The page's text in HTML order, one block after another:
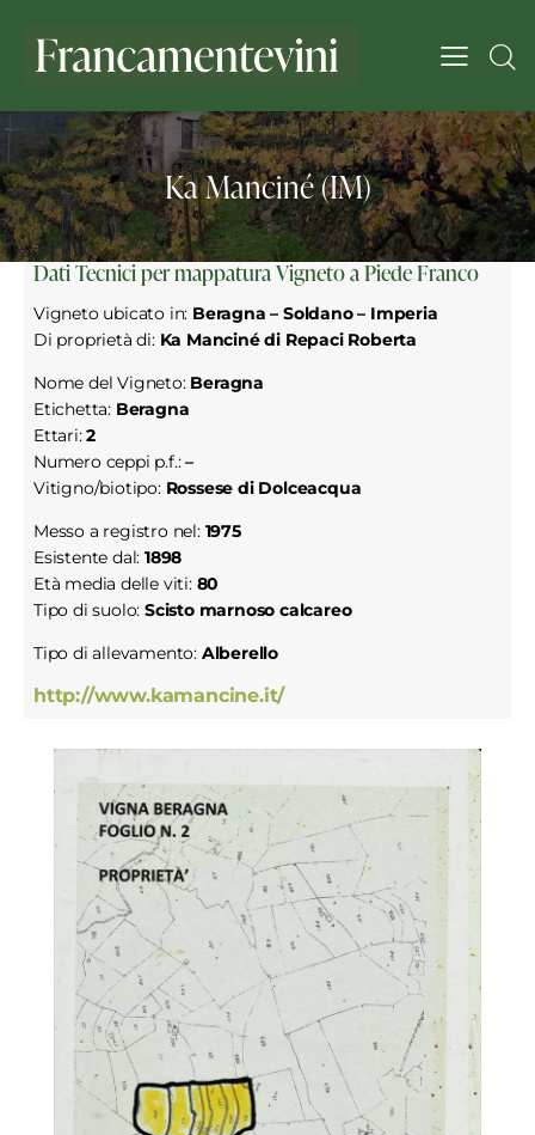
Ka Manciné (IM)
Dati Tecnici per mappatura Vigneto a Piede Franco
Vigneto ubicato in: Beragna – Soldano – Imperia
Di proprietà di: Ka Manciné di Repaci Roberta
Nome del Vigneto: Beragna
Etichetta: Beragna
Ettari:2
Numero ceppi p.f.:–
Vitigno/biotipo: Rossese di Dolceacqua
Messo a registro nel: 1975
Esistente dal: 1898
Età media delle viti: 80
Tipo di suolo: Scisto marnoso calcareo
Tipo di allevamento: Alberello
http://www.kamancine.it/